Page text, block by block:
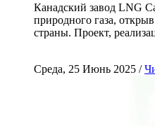
Канадский завод LNG
природного газа,
страны. Проект,
Среда, 25 Июнь 2025 /